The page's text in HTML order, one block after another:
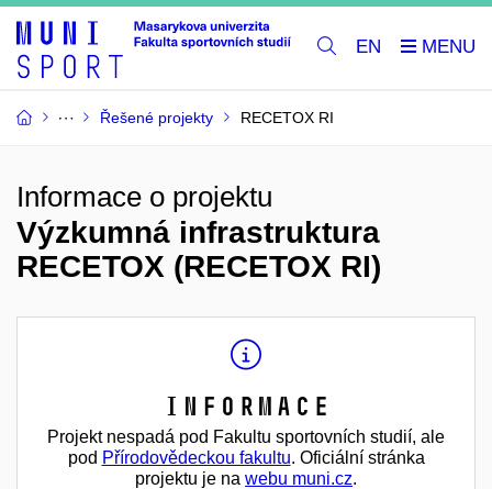
EN
Řešené projekty RECETOX RI
Informace o projektu
Výzkumná infrastruktura
RECETOX (RECETOX RI)
Informace
Projekt nespadá pod Fakultu sportovních studií, ale
pod Přírodovědeckou fakultu. Oficiální stránka
projektu je na webu muni.cz.